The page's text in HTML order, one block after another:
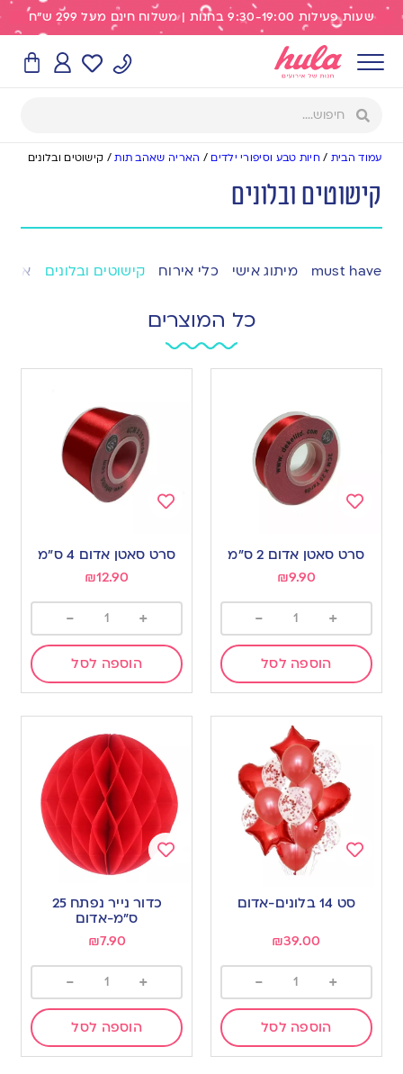
שעות פעילות 9:30-19:00 בחנות | משלוח חינם מעל 299 ש"ח
עמוד הבית /חיות טבע וסיפורי ילדים / האריה שאהב תות/ קישוטים ובלונים
קישוטים ובלונים
must have מיתוג אישי כלי אירוח קישוטים ובלונים
כל המוצרים
to
סרט סאטן אדום 2 ס”מ
₪9.90
+
-
הוספה לסל
to
סרט סאטן אדום 4 ס”מ
₪12.90
+
-
הוספה לסל
סט 14 בלונים-אדום
₪39.00
+
-
הוספה לסל
wishlist
כדור נייר נפתח 25
ס”מ-אדום
₪7.90
+
-
הוספה לסל